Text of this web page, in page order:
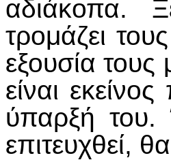
αδιάκοπα.
τρομάζει
εξουσία
είναι
ύπαρξή του.
επιτευχθεί,